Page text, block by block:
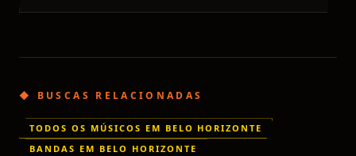
◆ BUSCAS RELACIONADAS
TODOS OS MÚSICOS EM BELO HORIZONTE
BANDAS EM BELO HORIZONTE